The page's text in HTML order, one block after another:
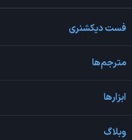
فست دیکشنری
مترجم‌ها
ابزارها
وبلاگ